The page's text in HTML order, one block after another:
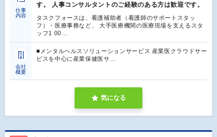
仕事
内容
す。 人事コンサルタントのご経験のある方は歓迎です。
タスクフォースは、看護補助者（看護師のサポートスタッ
フ）・医療事務など、 大手医療機関の医療現場を支えるスタ
ッフ1 00…
会社
概要
■メンタルヘルスソリューションサービス 産業医クラウドサー
ビスを中心に産業保健医サ…
気になる